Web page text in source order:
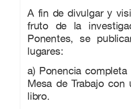
A fin de divulgar y
fruto de la
Ponentes, se
lugares:
a) Ponencia
Mesa de Trabajo
libro.